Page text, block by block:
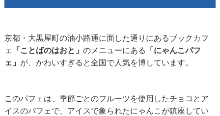
京都・大黒屋町の油小路通に面した通りにあるブックカフ
ェ
「ことばのはおと」 のメニューにある 「にゃんこパフ
ェ」 が、かわいすぎると全国で人気を博しています。
このパフェは、季節ごとのフルーツを使用したチョコとア
イスのパフェで、アイスで象られたにゃんこが鎮座してい